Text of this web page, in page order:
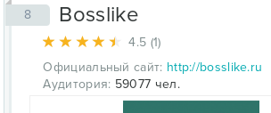
8 Bosslike
4.5 (1)
Официальный сайт: http://bosslike.ru
Аудитория: 59077 чел.